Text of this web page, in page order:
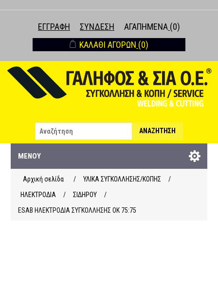
ΕΓΓΡΑΦΉ ΣΎΝΔΕΣΗ ΑΓΑΠΗΜΈΝΑ (0)
ΚΑΛΆΘΙ ΑΓΟΡΏΝ (0)
ΑΝΑΖΉΤΗΣΗ
ΜΕΝΟΎ
Αρχική σελίδα / ΥΛΙΚΑ ΣΥΓΚΟΛΛΗΣΗΣ/ΚΟΠΗΣ
/
ΗΛΕΚΤΡΟΔΙΑ
/ ΣΙΔΗΡΟΥ
/
ESAB ΗΛΕΚΤΡΟΔΙΑ ΣΥΓΚΟΛΛΗΣΗΣ OK 75:75